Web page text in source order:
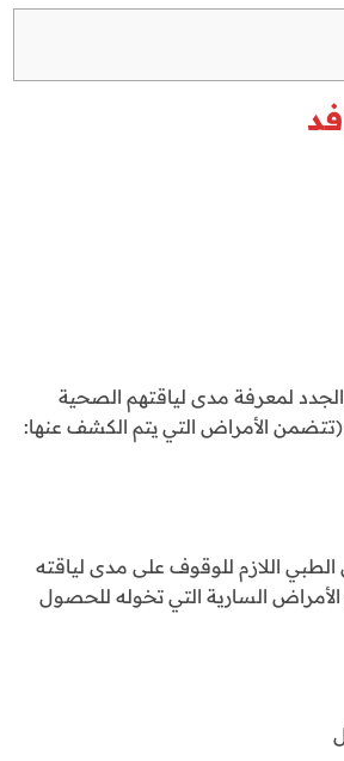
لمعرفة مدى لياقتهم الصحية
الأمراض التي يتم الكشف عنها:
اللازم للوقوف على مدى لياقته
السارية التي تخوله للحصول